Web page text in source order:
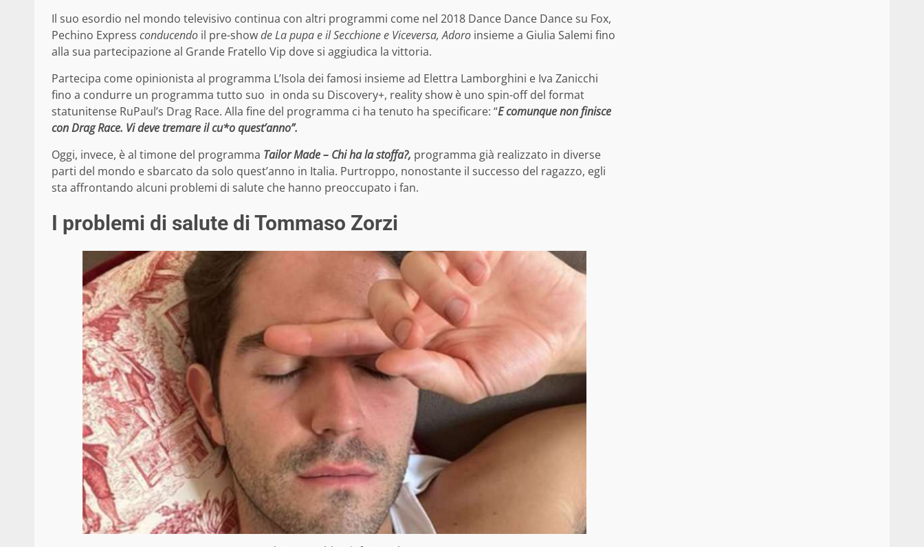
Il suo esordio nel mondo televisivo continua con altri programmi come nel 2018 Dance Dance Dance su Fox,
Pechino Express conducendo il pre-showde La pupa e il Secchione e Viceversa, Adoro insieme a Giulia Salemi fino
alla sua partecipazione al Grande Fratello Vip dove si aggiudica la vittoria.
Partecipa come opinionista al programma L’Isola dei famosi insieme ad Elettra Lamborghini e Iva Zanicchi
fino a condurre un programma tutto suo in onda su Discovery+, reality show è uno spin-off del format
statunitense RuPaul’s Drag Race. Alla fine del programma ci ha tenuto ha specificare: “E comunque non finisce
con Drag Race. Vi deve tremare il cu*o quest’anno”.
Oggi, invece, è al timone del programma Tailor Made – Chi ha la stoffa?, programma già realizzato in diverse
parti del mondo e sbarcato da solo quest’anno in Italia. Purtroppo, nonostante il successo del ragazzo, egli
sta affrontando alcuni problemi di salute che hanno preoccupato i fan.
I problemi di salute di Tommaso Zorzi